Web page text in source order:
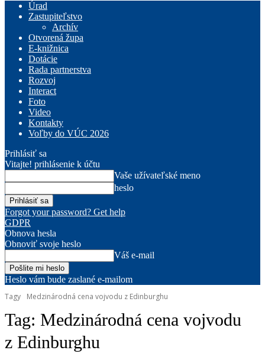
Úrad
Zastupiteľstvo
Archív
Otvorená župa
E-knižnica
Dotácie
Rada partnerstva
Rozvoj
Interact
Foto
Video
Kontakty
Voľby do VÚC 2026
Prihlásiť sa
Vitajte! prihlásenie k účtu
Vaše užívateľské meno
heslo
Forgot your password? Get help
GDPR
Obnova hesla
Obnoviť svoje heslo
Váš e-mail
Heslo vám bude zaslané e-mailom
Tagy
Medzinárodná cena vojvodu z Edinburghu
Tag: Medzinárodná cena vojvodu
z Edinburghu